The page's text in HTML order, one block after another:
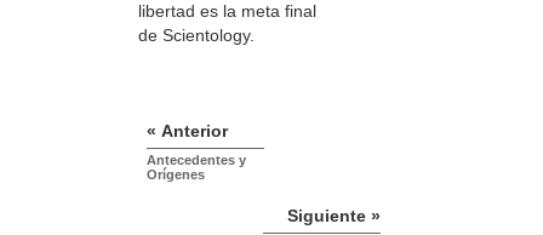
libertad es la meta final
de Scientology.
« Anterior
Antecedentes y
Orígenes
Siguiente »